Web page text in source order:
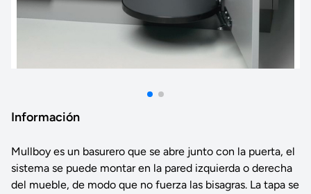
Información
Mullboy es un basurero que se abre junto con la puerta, el
sistema se puede montar en la pared izquierda o derecha
del mueble, de modo que no fuerza las bisagras. La tapa se